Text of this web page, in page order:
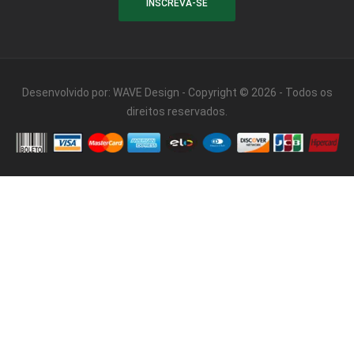
Desenvolvido por: WAVE Design - Copyright © 2026 - Todos os
direitos reservados.